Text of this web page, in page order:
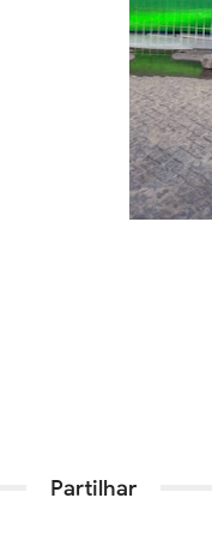
Partilhar